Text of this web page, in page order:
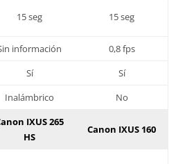
15 seg 15 seg
información
0,8 fps
Sí
Sí
Inalámbrico
No
IXUS 265
HS
Canon IXUS 160